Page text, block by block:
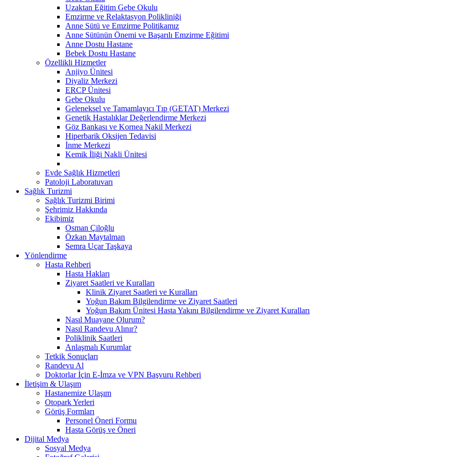
Uzaktan Eğitim Gebe Okulu
Emzirme ve Relaktasyon Polikliniği
Anne Sütü ve Emzirme Politikamız
Anne Sütünün Önemi ve Başarılı Emzirme Eğitimi
Anne Dostu Hastane
Bebek Dostu Hastane
Özellikli Hizmetler
Anjiyo Ünitesi
Diyaliz Merkezi
ERCP Ünitesi
Gebe Okulu
Geleneksel ve Tamamlayıcı Tıp (GETAT) Merkezi
Genetik Hastalıklar Değerlendirme Merkezi
Göz Bankası ve Kornea Nakil Merkezi
Hiperbarik Oksijen Tedavisi
İnme Merkezi
Kemik İliği Nakli Ünitesi
Evde Sağlık Hizmetleri
Patoloji Laboratuvarı
Sağlık Turizmi
Sağlık Turizmi Birimi
Şehrimiz Hakkında
Ekibimiz
Osman Çiloğlu
Özkan Maytalman
Semra Uçar Taşkaya
Yönlendirme
Hasta Rehberi
Hasta Hakları
Ziyaret Saatleri ve Kuralları
Klinik Ziyaret Saatleri ve Kuralları
Yoğun Bakım Bilgilendirme ve Ziyaret Saatleri
Yoğun Bakım Ünitesi Hasta Yakını Bilgilendirme ve Ziyaret Kuralları
Nasıl Muayane Olurum?
Nasıl Randevu Alınır?
Poliklinik Saatleri
Anlaşmalı Kurumlar
Tetkik Sonuçları
Randevu Al
Doktorlar İçin E-İmza ve VPN Başvuru Rehberi
İletişim & Ulaşım
Hastanemize Ulaşım
Otopark Yerleri
Görüş Formları
Personel Öneri Formu
Hasta Görüş ve Öneri
Dijital Medya
Sosyal Medya